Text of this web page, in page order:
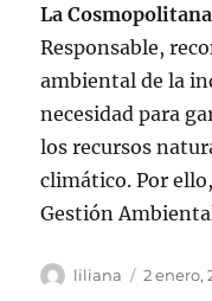
La Cosmopolitana
Responsable,
ambiental de la
necesidad para
los recursos
climático. Por
Gestión
Autor
liliana 2 enero,